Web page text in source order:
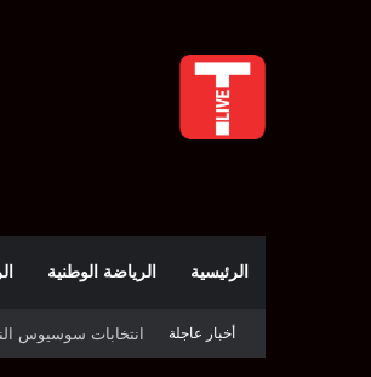
الرئيسية الرياضة الوطنية
أخبار عاجلة قرعة دوري أبطال